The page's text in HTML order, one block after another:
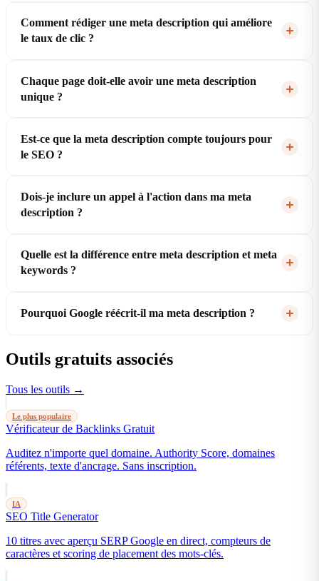
Comment rédiger une meta description qui améliore
le taux de clic ?
Chaque page doit-elle avoir une meta description
unique ?
Est-ce que la meta description compte toujours pour
le SEO ?
Dois-je inclure un appel à l'action dans ma meta
description ?
Quelle est la différence entre meta description et meta
keywords ?
Pourquoi Google réécrit-il ma meta description ?
Outils gratuits associés
Tous les outils →
Le plus populaire
Vérificateur de Backlinks Gratuit
Auditez n'importe quel domaine. Authority Score, domaines
référents, texte d'ancrage. Sans inscription.
IA
SEO Title Generator
10 titres avec aperçu SERP Google en direct, compteurs de
caractères et scoring de placement des mots-clés.